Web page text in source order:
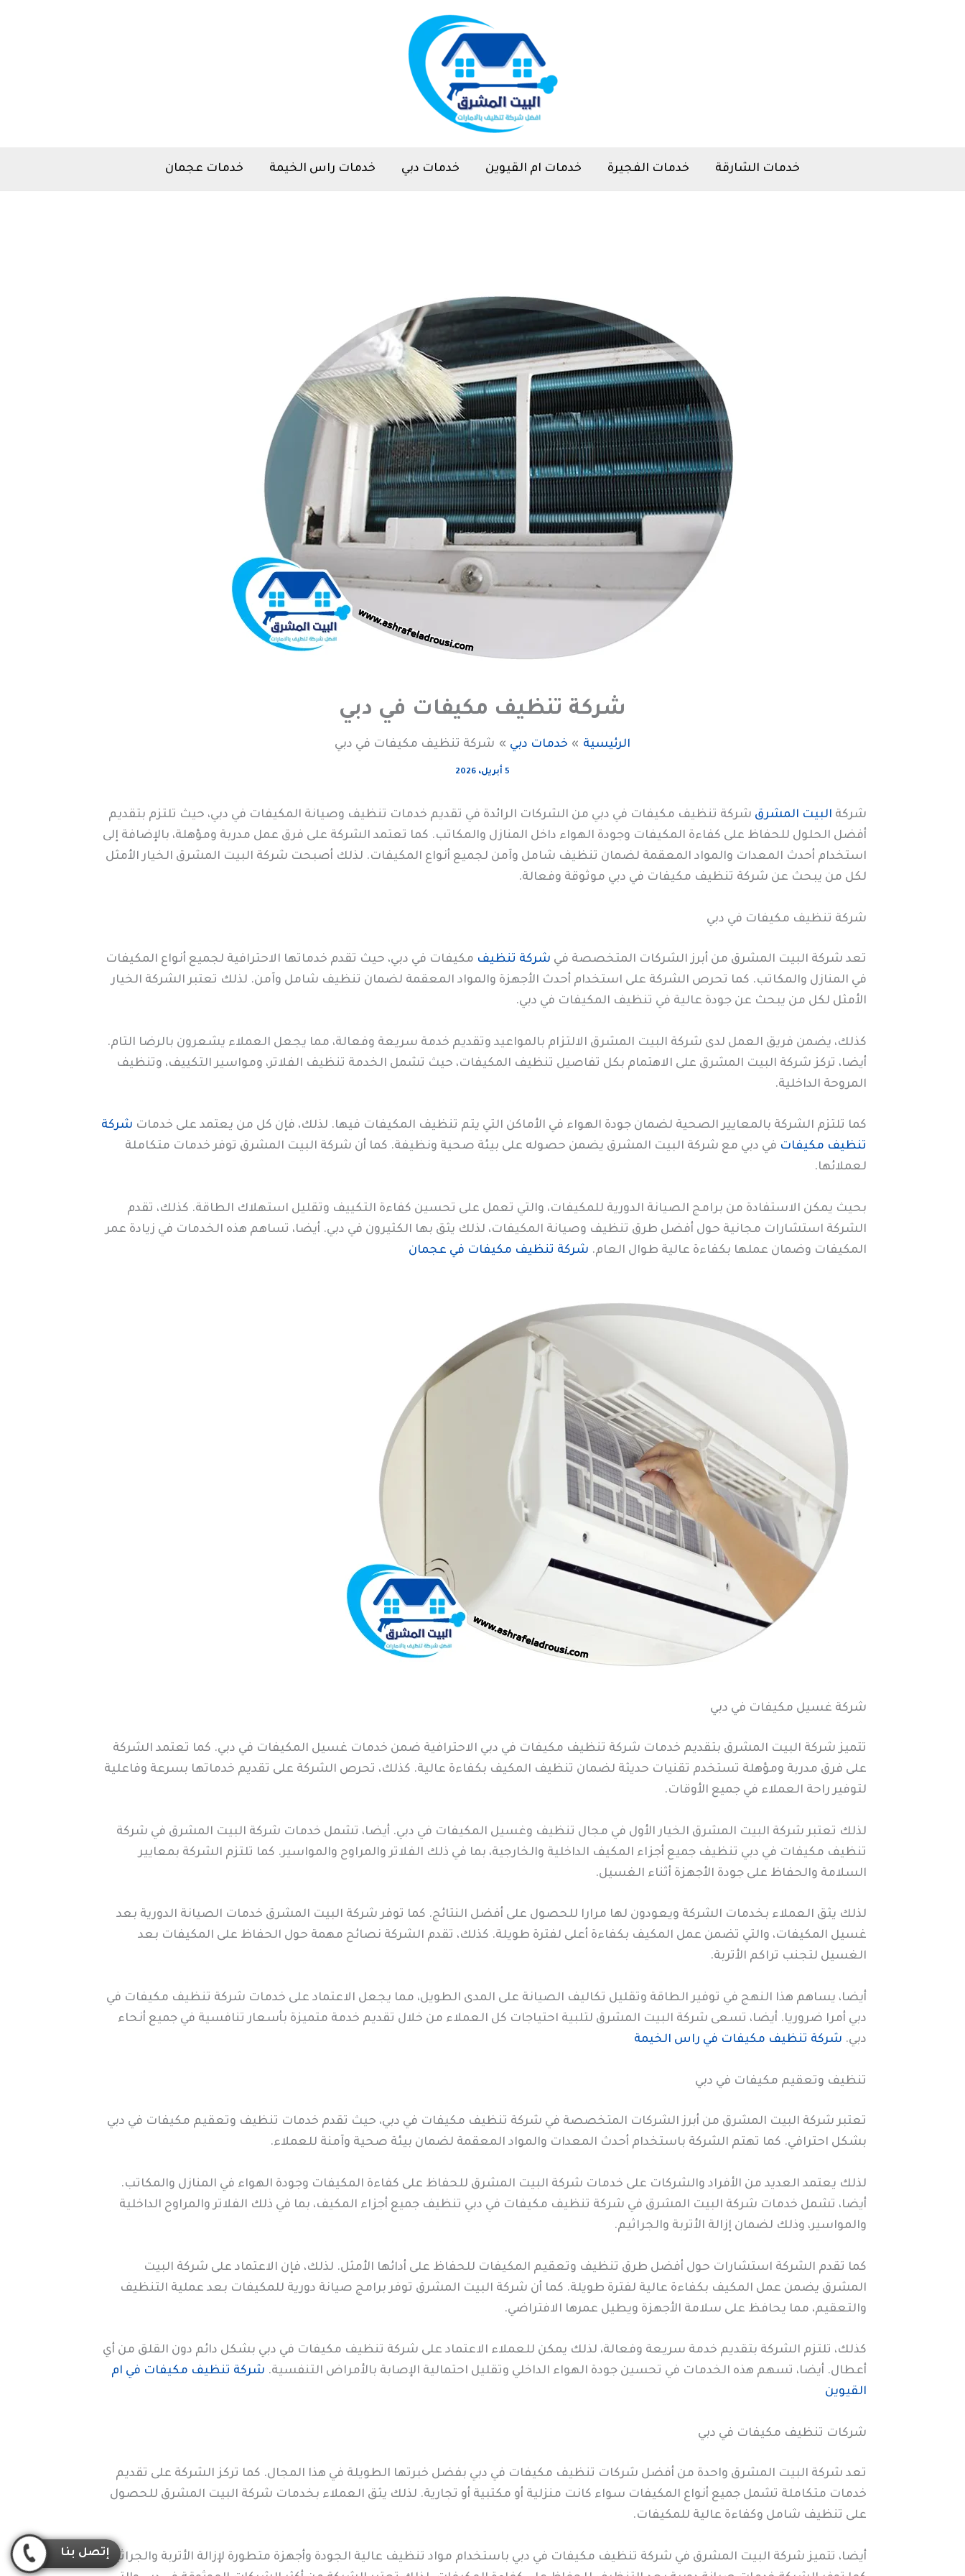
خدمات الشارقة خدمات الفجيرة خدمات ام القيوين خدمات دبي خدمات راس الخيمة خدمات عجمان
شركة تنظيف مكيفات في دبي
الرئيسية خدمات دبي شركة تنظيف مكيفات في دبي
5 أبريل، 2026
شركة البيت المشرق شركة تنظيف مكيفات في دبي من الشركات الرائدة في تقديم خدمات تنظيف وصيانة المكيفات في دبي، حيث تلتزم بتقديم
أفضل الحلول للحفاظ على كفاءة المكيفات وجودة الهواء داخل المنازل والمكاتب. كما تعتمد الشركة على فرق عمل مدربة ومؤهلة، بالإضافة إلى
استخدام أحدث المعدات والمواد المعقمة لضمان تنظيف شامل وآمن لجميع أنواع المكيفات. لذلك أصبحت شركة البيت المشرق الخيار الأمثل
لكل من يبحث عن شركة تنظيف مكيفات في دبي موثوقة وفعالة.
شركة تنظيف مكيفات في دبي
تعد شركة البيت المشرق من أبرز الشركات المتخصصة في شركة تنظيف مكيفات في دبي، حيث تقدم خدماتها الاحترافية لجميع أنواع المكيفات
في المنازل والمكاتب. كما تحرص الشركة على استخدام أحدث الأجهزة والمواد المعقمة لضمان تنظيف شامل وآمن. لذلك تعتبر الشركة الخيار
الأمثل لكل من يبحث عن جودة عالية في تنظيف المكيفات في دبي.
كذلك، يضمن فريق العمل لدى شركة البيت المشرق الالتزام بالمواعيد وتقديم خدمة سريعة وفعالة، مما يجعل العملاء يشعرون بالرضا التام.
أيضا، تركز شركة البيت المشرق على الاهتمام بكل تفاصيل تنظيف المكيفات، حيث تشمل الخدمة تنظيف الفلاتر، ومواسير التكييف، وتنظيف
المروحة الداخلية.
كما تلتزم الشركة بالمعايير الصحية لضمان جودة الهواء في الأماكن التي يتم تنظيف المكيفات فيها. لذلك، فإن كل من يعتمد على خدمات شركة
تنظيف مكيفات في دبي مع شركة البيت المشرق يضمن حصوله على بيئة صحية ونظيفة. كما أن شركة البيت المشرق توفر خدمات متكاملة
لعملائها.
بحيث يمكن الاستفادة من برامج الصيانة الدورية للمكيفات، والتي تعمل على تحسين كفاءة التكييف وتقليل استهلاك الطاقة. كذلك، تقدم
الشركة استشارات مجانية حول أفضل طرق تنظيف وصيانة المكيفات، لذلك يثق بها الكثيرون في دبي. أيضا، تساهم هذه الخدمات في زيادة عمر
المكيفات وضمان عملها بكفاءة عالية طوال العام. شركة تنظيف مكيفات في عجمان
شركة غسيل مكيفات في دبي
تتميز شركة البيت المشرق بتقديم خدمات شركة تنظيف مكيفات في دبي الاحترافية ضمن خدمات غسيل المكيفات في دبي. كما تعتمد الشركة
على فرق مدربة ومؤهلة تستخدم تقنيات حديثة لضمان تنظيف المكيف بكفاءة عالية. كذلك، تحرص الشركة على تقديم خدماتها بسرعة وفاعلية
لتوفير راحة العملاء في جميع الأوقات.
لذلك تعتبر شركة البيت المشرق الخيار الأول في مجال تنظيف وغسيل المكيفات في دبي. أيضا، تشمل خدمات شركة البيت المشرق في شركة
تنظيف مكيفات في دبي تنظيف جميع أجزاء المكيف الداخلية والخارجية، بما في ذلك الفلاتر والمراوح والمواسير. كما تلتزم الشركة بمعايير
السلامة والحفاظ على جودة الأجهزة أثناء الغسيل.
لذلك يثق العملاء بخدمات الشركة ويعودون لها مرارا للحصول على أفضل النتائج. كما توفر شركة البيت المشرق خدمات الصيانة الدورية بعد
غسيل المكيفات، والتي تضمن عمل المكيف بكفاءة أعلى لفترة طويلة. كذلك، تقدم الشركة نصائح مهمة حول الحفاظ على المكيفات بعد
الغسيل لتجنب تراكم الأتربة.
أيضا، يساهم هذا النهج في توفير الطاقة وتقليل تكاليف الصيانة على المدى الطويل، مما يجعل الاعتماد على خدمات شركة تنظيف مكيفات في
دبي أمرا ضروريا. أيضا، تسعى شركة البيت المشرق لتلبية احتياجات كل العملاء من خلال تقديم خدمة متميزة بأسعار تنافسية في جميع أنحاء
دبي. شركة تنظيف مكيفات في راس الخيمة
تنظيف وتعقيم مكيفات في دبي
تعتبر شركة البيت المشرق من أبرز الشركات المتخصصة في شركة تنظيف مكيفات في دبي، حيث تقدم خدمات تنظيف وتعقيم مكيفات في دبي
بشكل احترافي. كما تهتم الشركة باستخدام أحدث المعدات والمواد المعقمة لضمان بيئة صحية وآمنة للعملاء.
لذلك يعتمد العديد من الأفراد والشركات على خدمات شركة البيت المشرق للحفاظ على كفاءة المكيفات وجودة الهواء في المنازل والمكاتب.
أيضا، تشمل خدمات شركة البيت المشرق في شركة تنظيف مكيفات في دبي تنظيف جميع أجزاء المكيف، بما في ذلك الفلاتر والمراوح الداخلية
والمواسير، وذلك لضمان إزالة الأتربة والجراثيم.
كما تقدم الشركة استشارات حول أفضل طرق تنظيف وتعقيم المكيفات للحفاظ على أدائها الأمثل. لذلك، فإن الاعتماد على شركة البيت
المشرق يضمن عمل المكيف بكفاءة عالية لفترة طويلة. كما أن شركة البيت المشرق توفر برامج صيانة دورية للمكيفات بعد عملية التنظيف
والتعقيم، مما يحافظ على سلامة الأجهزة ويطيل عمرها الافتراضي.
كذلك، تلتزم الشركة بتقديم خدمة سريعة وفعالة، لذلك يمكن للعملاء الاعتماد على شركة تنظيف مكيفات في دبي بشكل دائم دون القلق من أي
أعطال. أيضا، تسهم هذه الخدمات في تحسين جودة الهواء الداخلي وتقليل احتمالية الإصابة بالأمراض التنفسية. شركة تنظيف مكيفات في ام
القيوين
شركات تنظيف مكيفات في دبي
تعد شركة البيت المشرق واحدة من أفضل شركات تنظيف مكيفات في دبي بفضل خبرتها الطويلة في هذا المجال. كما تركز الشركة على تقديم
خدمات متكاملة تشمل جميع أنواع المكيفات سواء كانت منزلية أو مكتبية أو تجارية. لذلك يثق العملاء بخدمات شركة البيت المشرق للحصول
على تنظيف شامل وكفاءة عالية للمكيفات.
أيضا، تتميز شركة البيت المشرق في شركة تنظيف مكيفات في دبي باستخدام مواد تنظيف عالية الجودة وأجهزة متطورة لإزالة الأتربة والجراثيم.إتصل بنا